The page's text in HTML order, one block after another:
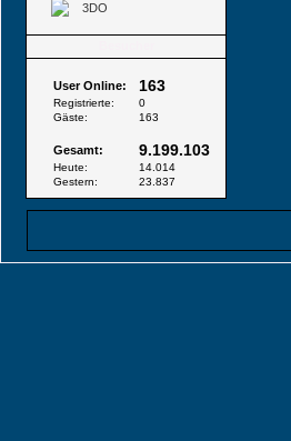
3DO
User Online: 163
Registrierte:
0
Gäste:
163
Gesamt: 9.199.103
Heute:
14.014
Gestern:
23.837